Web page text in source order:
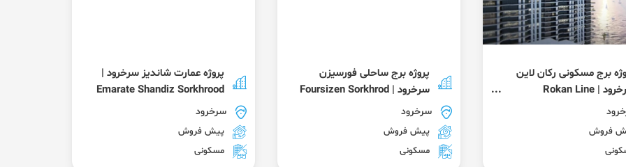
برج مسکونی رکان لاین
سرخرود | Rokan Line
فروش
پروژه برج ساحلی فورسیزن
سرخرود | Foursizen Sorkhrod
سرخرود
پیش فروش
مسکونی
پروژه عمارت شاندیز سرخرود |
Emarate Shandiz Sorkhrood
سرخرود
پیش فروش
مسکونی